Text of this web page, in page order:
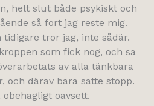
helt slut både psykiskt och
så fort jag reste mig.
tror jag, inte sådär.
som fick nog, och sa
av alla tänkbara
och därav bara satte stopp.
obehagligt oavsett.